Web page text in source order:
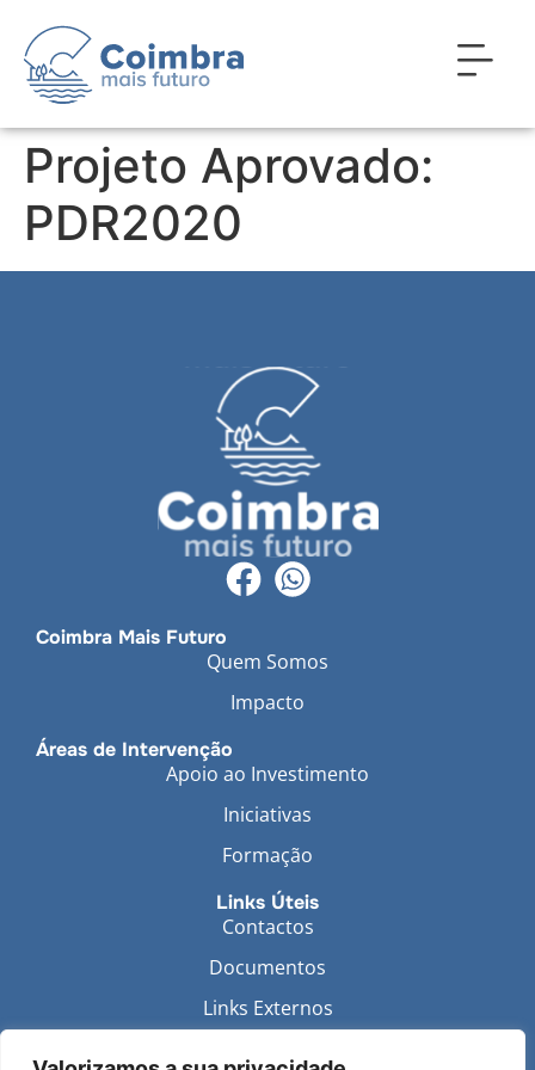
Projeto Aprovado:
PDR2020
Coimbra Mais Futuro
Quem Somos
Impacto
Áreas de Intervenção
Apoio ao Investimento
Iniciativas
Formação
Links Úteis
Contactos
Documentos
Links Externos